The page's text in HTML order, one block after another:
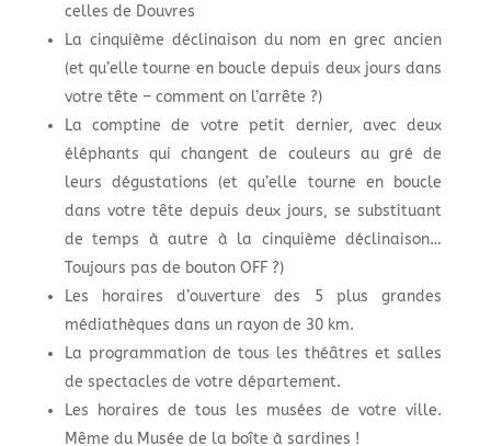
celles de Douvres
La cinquième déclinaison du nom en grec ancien
(et qu’elle tourne en boucle depuis deux jours dans
votre tête – comment on l’arrête ?)
La comptine de votre petit dernier, avec deux
éléphants qui changent de couleurs au gré de
leurs dégustations (et qu’elle tourne en boucle
dans votre tête depuis deux jours, se substituant
de temps à autre à la cinquième déclinaison…
Toujours pas de bouton OFF ?)
Les horaires d’ouverture des 5 plus grandes
médiathèques dans un rayon de 30 km.
La programmation de tous les théâtres et salles
de spectacles de votre département.
Les horaires de tous les musées de votre ville.
Même du Musée de la boîte à sardines !